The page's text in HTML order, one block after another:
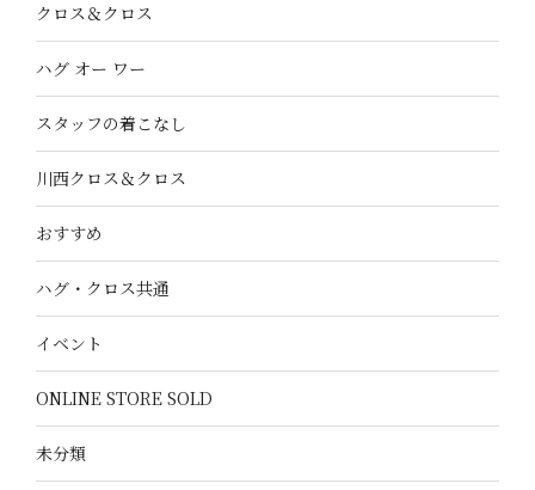
クロス＆クロス
ハグ オー ワー
スタッフの着こなし
川西クロス＆クロス
おすすめ
ハグ・クロス共通
イベント
ONLINE STORE SOLD
未分類